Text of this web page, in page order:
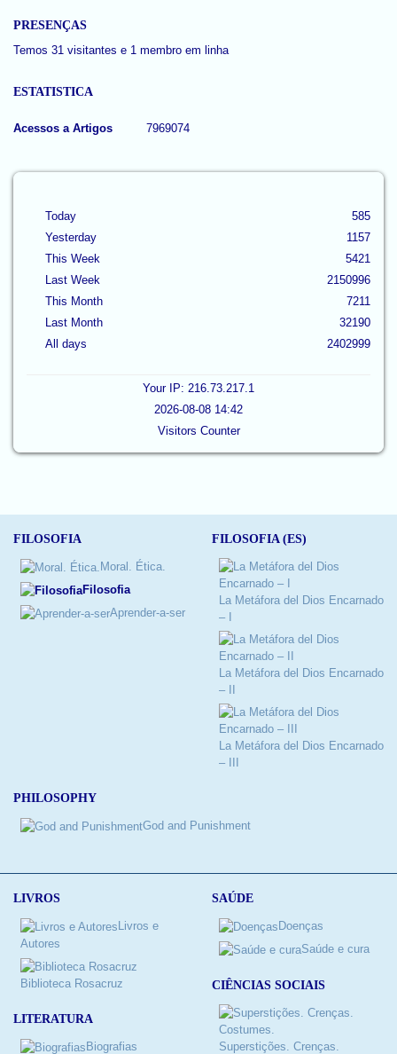
PRESENÇAS
Temos 31 visitantes e 1 membro em linha
ESTATISTICA
Acessos a Artigos 7969074
Today
Yesterday
This Week
Last Week
This Month
Last Month
All days
585
1157
5421
2150996
7211
32190
2402999
Your IP: 216.73.217.1
2026-08-08 14:42
Visitors Counter
FILOSOFIA
Moral. Ética.
Filosofia
Aprender-a-ser
FILOSOFIA (ES)
La Metáfora del Dios Encarnado
– I
La Metáfora del Dios Encarnado
– II
La Metáfora del Dios Encarnado
– III
PHILOSOPHY
God and Punishment
LIVROS
Livros e
Autores
Biblioteca Rosacruz
LITERATURA
Biografias
SAÚDE
Doenças
Saúde e cura
CIÊNCIAS SOCIAIS
Superstições. Crenças.